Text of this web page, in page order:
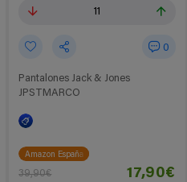
11
0
Pantalones Jack & Jones
JPSTMARCO
Amazon España
39,90€ 17,90€